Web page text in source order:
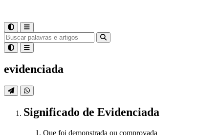
evidenciada
Significado de Evidenciada
Que foi demonstrada ou comprovada